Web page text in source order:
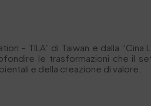
– TILA” di Taiwan e dalla “Cina
le trasformazioni che il
e della creazione di valore.